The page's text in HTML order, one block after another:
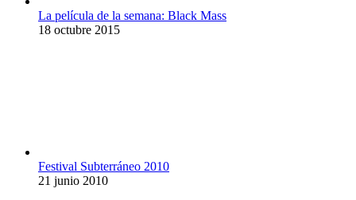
La película de la semana: Black Mass
18 octubre 2015
Festival Subterráneo 2010
21 junio 2010